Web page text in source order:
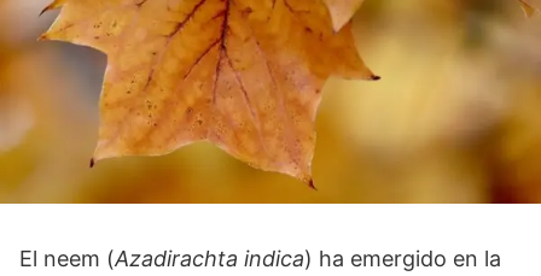
El neem (Azadirachta indica) ha emergido en la